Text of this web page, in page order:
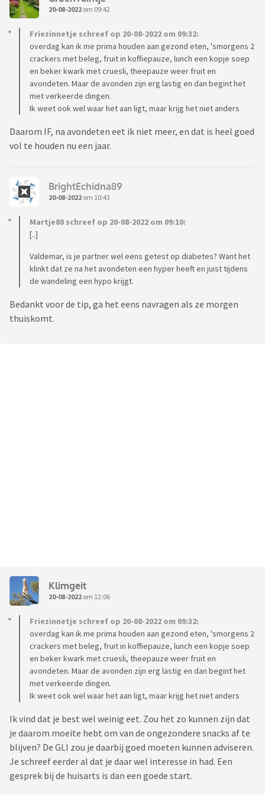
20-08-2022 om 09:42
Friezinnetje schreef op 20-08-2022 om 09:32:
overdag kan ik me prima houden aan gezond eten, 'smorgens 2
crackers met beleg, fruit in koffiepauze, lunch een kopje soep
en beker kwark met cruesli, theepauze weer fruit en
avondeten. Maar de avonden zijn erg lastig en dan begint het
met verkeerde dingen.
Ik weet ook wel waar het aan ligt, maar krijg het niet anders
Daarom IF, na avondeten eet ik niet meer, en dat is heel goed
vol te houden nu een jaar.
BrightEchidna89
20-08-2022 om 10:43
Martje80 schreef op 20-08-2022 om 09:10:
[..]
Valdemar, is je partner wel eens getest op diabetes? Want het
klinkt dat ze na het avondeten een hyper heeft en juist tijdens
de wandeling een hypo krijgt.
Bedankt voor de tip, ga het eens navragen als ze morgen
thuiskomt.
Klimgeit
20-08-2022 om 12:06
Friezinnetje schreef op 20-08-2022 om 09:32:
overdag kan ik me prima houden aan gezond eten, 'smorgens 2
crackers met beleg, fruit in koffiepauze, lunch een kopje soep
en beker kwark met cruesli, theepauze weer fruit en
avondeten. Maar de avonden zijn erg lastig en dan begint het
met verkeerde dingen.
Ik weet ook wel waar het aan ligt, maar krijg het niet anders
Ik vind dat je best wel weinig eet. Zou het zo kunnen zijn dat
je daarom moeite hebt om van de ongezondere snacks af te
blijven? De GLI zou je daarbij goed moeten kunnen adviseren.
Je schreef eerder al dat je daar wel interesse in had. Een
gesprek bij de huisarts is dan een goede start.